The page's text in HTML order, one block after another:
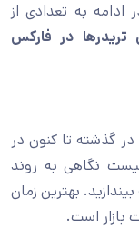
ادامه به تعدادی از
تریدرها در فارکس
گذشته تا کنون در
نگاهی به روند
12 ماه گذشته بیندازید. بهترین زمان
بازار است.